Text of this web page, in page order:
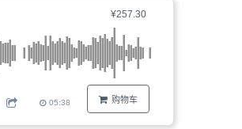
¥257.30
购物车
05:38